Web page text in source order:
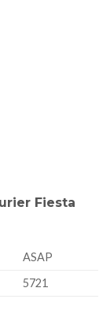
Fiesta
ASAP
5721